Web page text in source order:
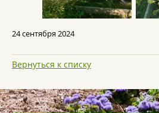
24 сентября 2024
Вернуться к списку